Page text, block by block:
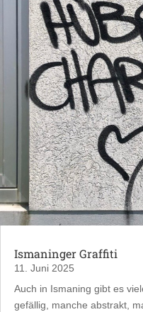
Ismaninger Graffiti
11. Juni 2025
Auch in Ismaning gibt es
gefällig, manche abstrakt,